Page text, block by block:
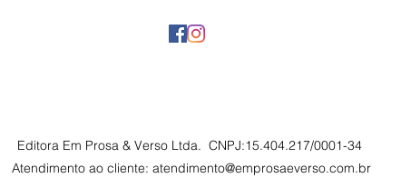
Editora Em Prosa & Verso Ltda. CNPJ:15.404.217/0001-34
Atendimento ao cliente: atendimento@emprosaeverso.com.br